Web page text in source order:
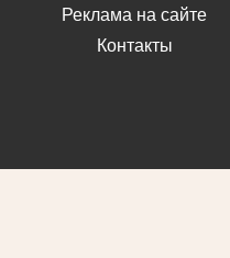
Реклама на сайте
Контакты